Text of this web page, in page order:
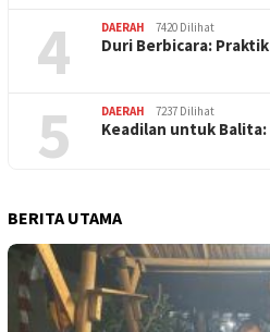
4 DAERAH 7420 Dilihat
Duri Berbicara:
5 DAERAH 7237 Dilihat
Keadilan untuk
BERITA UTAMA